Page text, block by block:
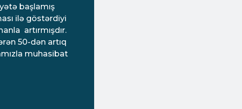
başlamış
ilə göstərdiyi
artırmışdır.
50-dən artıq
muhasibat